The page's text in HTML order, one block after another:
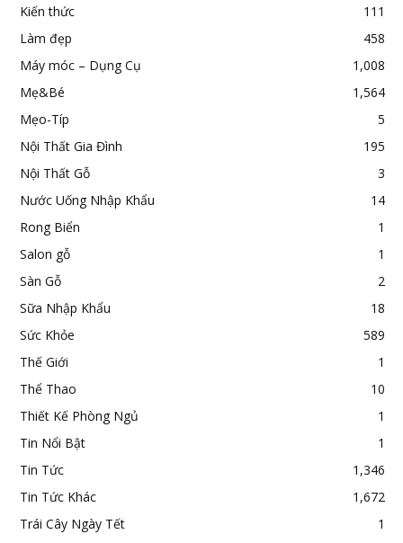
Kiến thức
111
Làm đẹp
458
Máy móc – Dụng Cụ
1,008
Mẹ&Bé
1,564
Mẹo-Típ
5
Nội Thất Gia Đình
195
Nội Thất Gỗ
3
Nước Uống Nhập Khẩu
14
Rong Biển
1
Salon gỗ
1
Sàn Gỗ
2
Sữa Nhập Khẩu
18
Sức Khỏe
589
Thế Giới
1
Thể Thao
10
Thiết Kế Phòng Ngủ
1
Tin Nổi Bật
1
Tin Tức
1,346
Tin Tức Khác
1,672
Trái Cây Ngày Tết
1